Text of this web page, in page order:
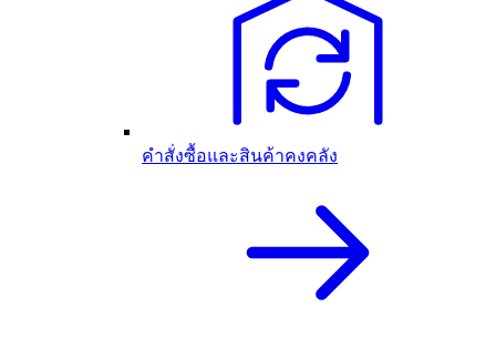
คำสั่งซื้อและสินค้าคงคลัง